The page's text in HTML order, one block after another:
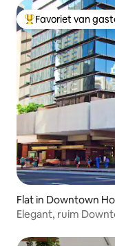
Topfavoriet van
Favoriet van
Flat in Downtown
Elegant, ruim